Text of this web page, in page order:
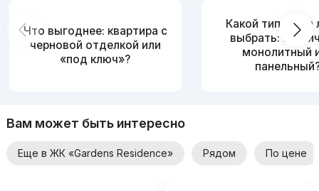
Что выгоднее: квартира с
черновой отделкой или
«под ключ»?
Какой тип дома
выбрать:
монолитный
Вам может быть интересно
Еще в ЖК «Gardens Residence» Рядом По цене